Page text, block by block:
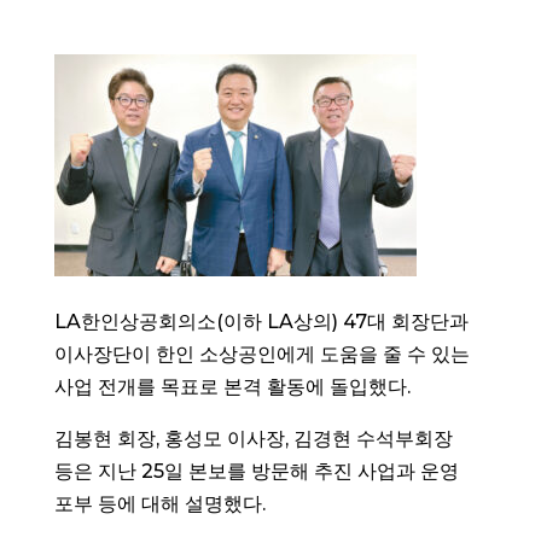
LA한인상공회의소(이하 LA상의) 47대 회장단과
이사장단이 한인 소상공인에게 도움을 줄 수 있는
사업 전개를 목표로 본격 활동에 돌입했다.
김봉현 회장, 홍성모 이사장, 김경현 수석부회장
등은 지난 25일 본보를 방문해 추진 사업과 운영
포부 등에 대해 설명했다.